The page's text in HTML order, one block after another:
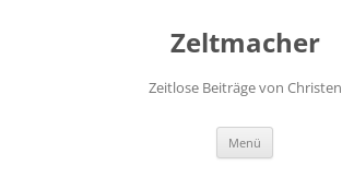
Zeltmacher
Zeitlose Beiträge von Christen
Menü